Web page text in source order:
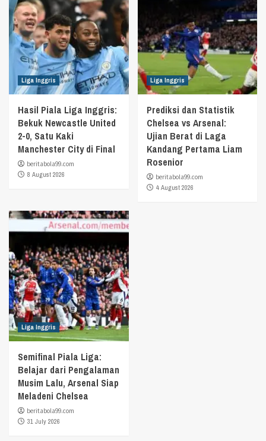
Liga Inggris
Hasil Piala Liga Inggris:
Bekuk Newcastle United
2-0, Satu Kaki
Manchester City di Final
beritabola99.com
8 August 2026
Liga Inggris
Prediksi dan Statistik
Chelsea vs Arsenal:
Ujian Berat di Laga
Kandang Pertama Liam
Rosenior
beritabola99.com
4 August 2026
Liga Inggris
Semifinal Piala Liga:
Belajar dari Pengalaman
Musim Lalu, Arsenal Siap
Meladeni Chelsea
beritabola99.com
31 July 2026